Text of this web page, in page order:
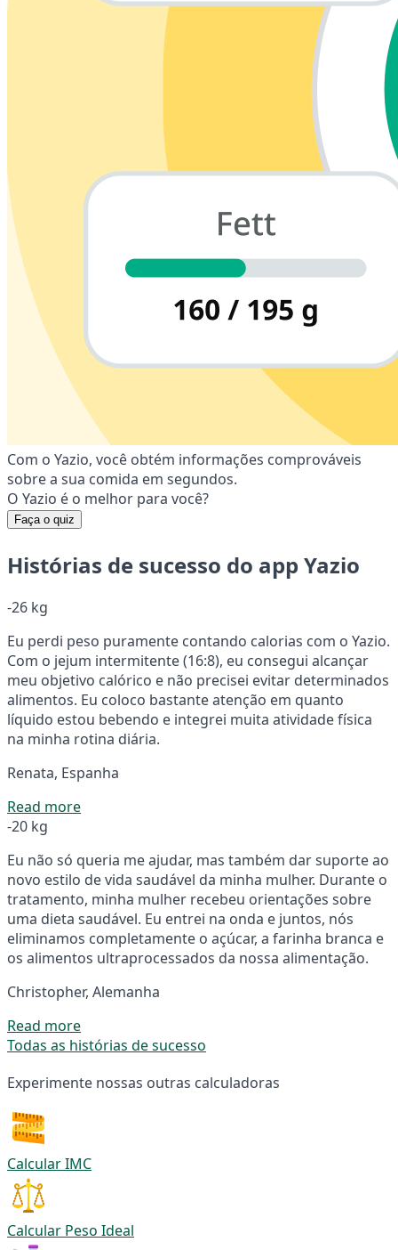
Com o Yazio, você obtém informações comprováveis
sobre a sua comida em segundos.
O Yazio é o melhor para você?
Faça o quiz
Histórias de sucesso do app Yazio
-26 kg
Eu perdi peso puramente contando calorias com o Yazio.
Com o jejum intermitente (16:8), eu consegui alcançar
meu objetivo calórico e não precisei evitar determinados
alimentos. Eu coloco bastante atenção em quanto
líquido estou bebendo e integrei muita atividade física
na minha rotina diária.
Renata, Espanha
Read more
-20 kg
Eu não só queria me ajudar, mas também dar suporte ao
novo estilo de vida saudável da minha mulher. Durante o
tratamento, minha mulher recebeu orientações sobre
uma dieta saudável. Eu entrei na onda e juntos, nós
eliminamos completamente o açúcar, a farinha branca e
os alimentos ultraprocessados da nossa alimentação.
Christopher, Alemanha
Read more
Todas as histórias de sucesso
Experimente nossas outras calculadoras
Calcular IMC
Calcular Peso Ideal